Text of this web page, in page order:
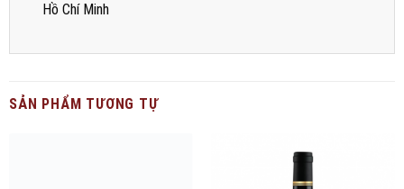
Hồ Chí Minh
SẢN PHẨM TƯƠNG TỰ